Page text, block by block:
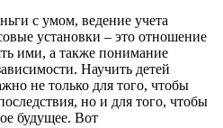
с умом, ведение учета
установки – это отношение
ими, а также понимание
Научить детей
не только для того, чтобы
но и для того, чтобы
будущее. Вот